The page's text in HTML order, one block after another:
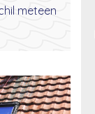
meteen